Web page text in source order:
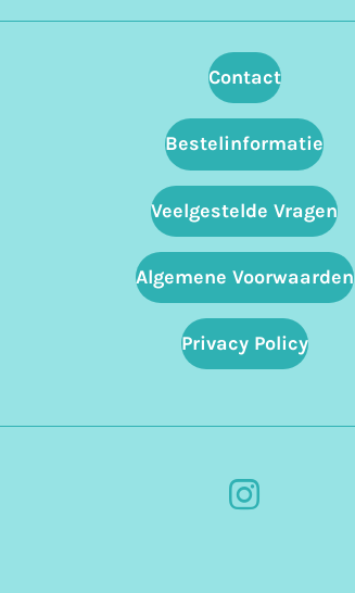
Contact
Bestelinformatie
Veelgestelde Vragen
Algemene Voorwaarden
Privacy Policy
I